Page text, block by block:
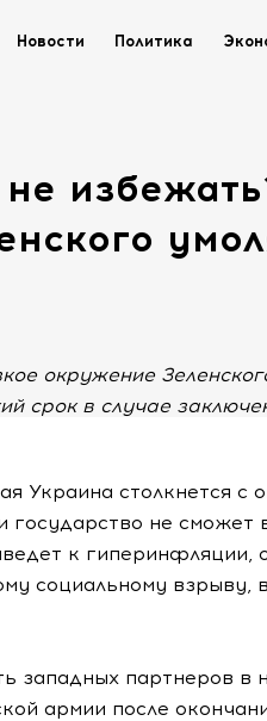
Новости Политика
окружение
срок в случае
Украина столкнется с
не сможет
к
социальному взрыву,
западных партнеров в
армии после